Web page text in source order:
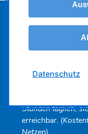
Die schlaue
Stunden täglich,
erreichbar. (
Netzen).
Datenschutz